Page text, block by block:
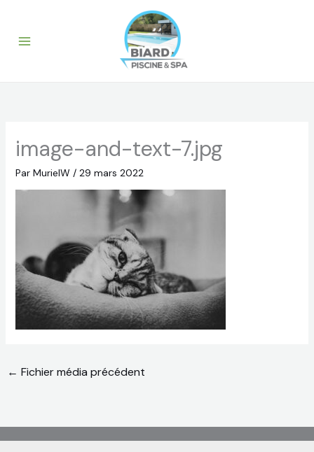
contenu
image-and-text-7.jpg
Par MurielW / 29 mars 2022
← Fichier média précédent